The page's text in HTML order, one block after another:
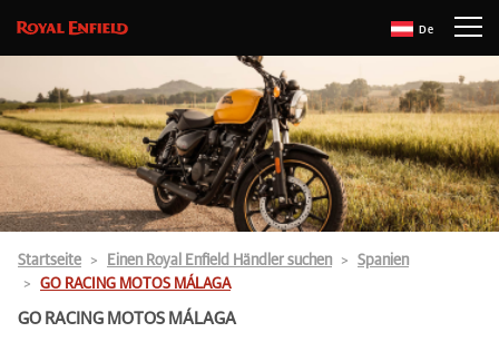
De
Startseite Einen Royal Enfield Händler suchen
Spanien
GO RACING MOTOS MÁLAGA
GO RACING MOTOS MÁLAGA